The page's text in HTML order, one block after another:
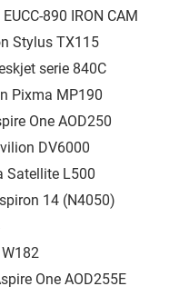
890 IRON CAM
Stylus TX115
serie 840C
Pixma MP190
One AOD250
DV6000
Satellite L500
14 (N4050)
One AOD255E